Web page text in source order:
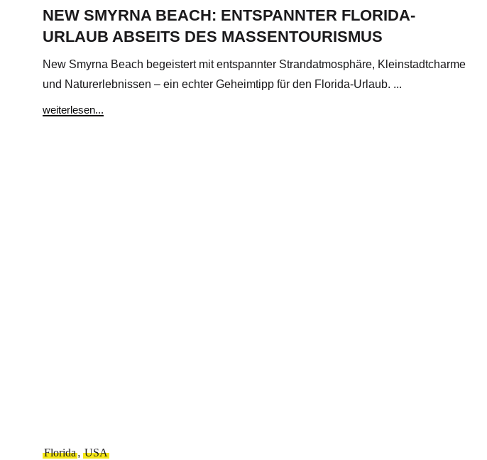
NEW SMYRNA BEACH: ENTSPANNTER FLORIDA-
URLAUB ABSEITS DES MASSENTOURISMUS
New Smyrna Beach begeistert mit entspannter Strandatmosphäre, Kleinstadtcharme
und Naturerlebnissen – ein echter Geheimtipp für den Florida-Urlaub. ...
weiterlesen...
Florida, USA